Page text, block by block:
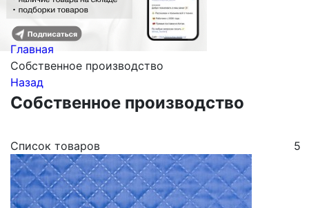
Главная
Собственное производство
Назад
Собственное производство
Список товаров 5